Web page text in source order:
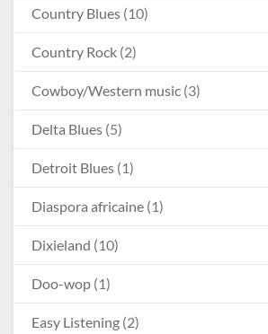
Country Blues (10)
Country Rock (2)
Cowboy/Western music (3)
Delta Blues (5)
Detroit Blues (1)
Diaspora africaine (1)
Dixieland (10)
Doo-wop (1)
Easy Listening (2)